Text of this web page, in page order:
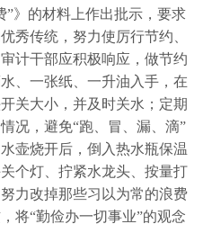
”》的材料上作出批示，要求
秀传统，努力使厉行节约、
计干部应积极响应，做节约
、一张纸、一升油入手，在
关大小，并及时关水；定期
况，避免“跑、冒、漏、滴”
壶烧开后，倒入热水瓶保温
个灯、拧紧水龙头、按量打
力改掉那些习以为常的浪费
将“勤俭办一切事业”的观念